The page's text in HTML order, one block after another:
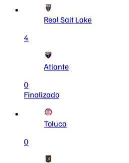
Real Salt Lake
4
Atlante
0
Finalizado
Toluca
0